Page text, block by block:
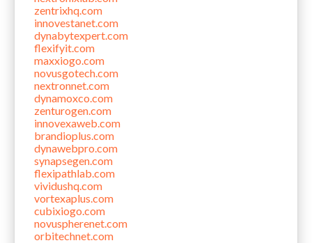
zentrixhq.com
innovestanet.com
dynabytexpert.com
flexifyit.com
maxxiogo.com
novusgotech.com
nextronnet.com
dynamoxco.com
zenturogen.com
innovexaweb.com
brandioplus.com
dynawebpro.com
synapsegen.com
flexipathlab.com
vividushq.com
vortexaplus.com
cubixiogo.com
novuspherenet.com
orbitechnet.com